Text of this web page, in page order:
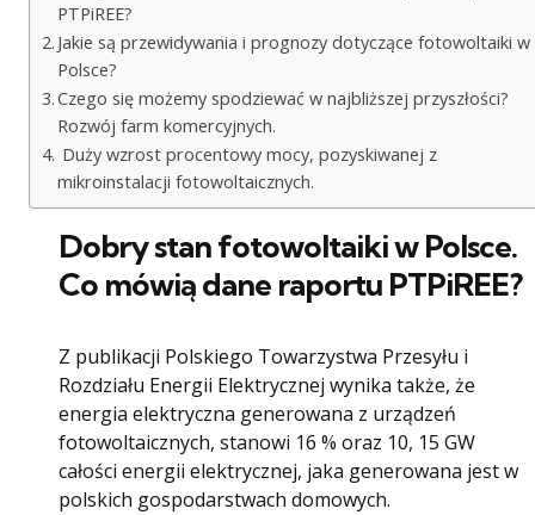
PTPiREE?
Jakie są przewidywania i prognozy dotyczące fotowoltaiki w
Polsce?
Czego się możemy spodziewać w najbliższej przyszłości?
Rozwój farm komercyjnych.
Duży wzrost procentowy mocy, pozyskiwanej z
mikroinstalacji fotowoltaicznych.
Dobry stan fotowoltaiki w Polsce.
Co mówią dane raportu PTPiREE?
Z publikacji Polskiego Towarzystwa Przesyłu i
Rozdziału Energii Elektrycznej wynika także, że
energia elektryczna generowana z urządzeń
fotowoltaicznych, stanowi 16 % oraz 10, 15 GW
całości energii elektrycznej, jaka generowana jest w
polskich gospodarstwach domowych.